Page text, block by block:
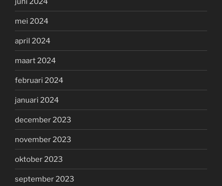
mei 2024
april 2024
maart 2024
februari 2024
januari 2024
december 2023
november 2023
oktober 2023
september 2023